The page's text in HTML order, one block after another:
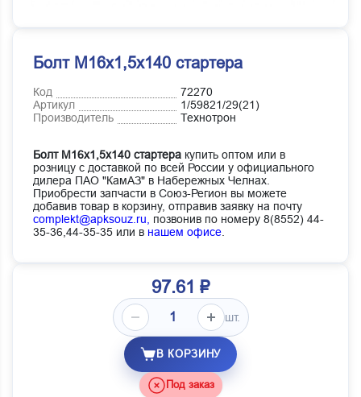
Болт М16х1,5х140 стартера
Код
72270
Артикул
1/59821/29(21)
Производитель
Технотрон
Болт М16х1,5х140 стартера купить оптом или в
розницу с доставкой по всей России у официального
дилера ПАО "КамАЗ" в Набережных Челнах.
Приобрести запчасти в Союз-Регион вы можете
добавив товар в корзину, отправив заявку на почту
complekt@apksouz.ru,
позвонив по номеру 8(8552) 44-
35-36,44-35-35 или в нашем офисе
97.61 ₽
шт.
В КОРЗИНУ
Под заказ